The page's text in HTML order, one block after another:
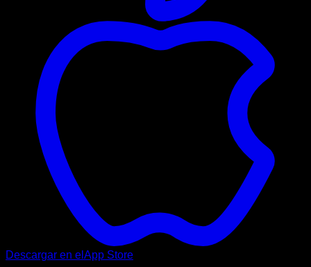
Descargar en el App Store